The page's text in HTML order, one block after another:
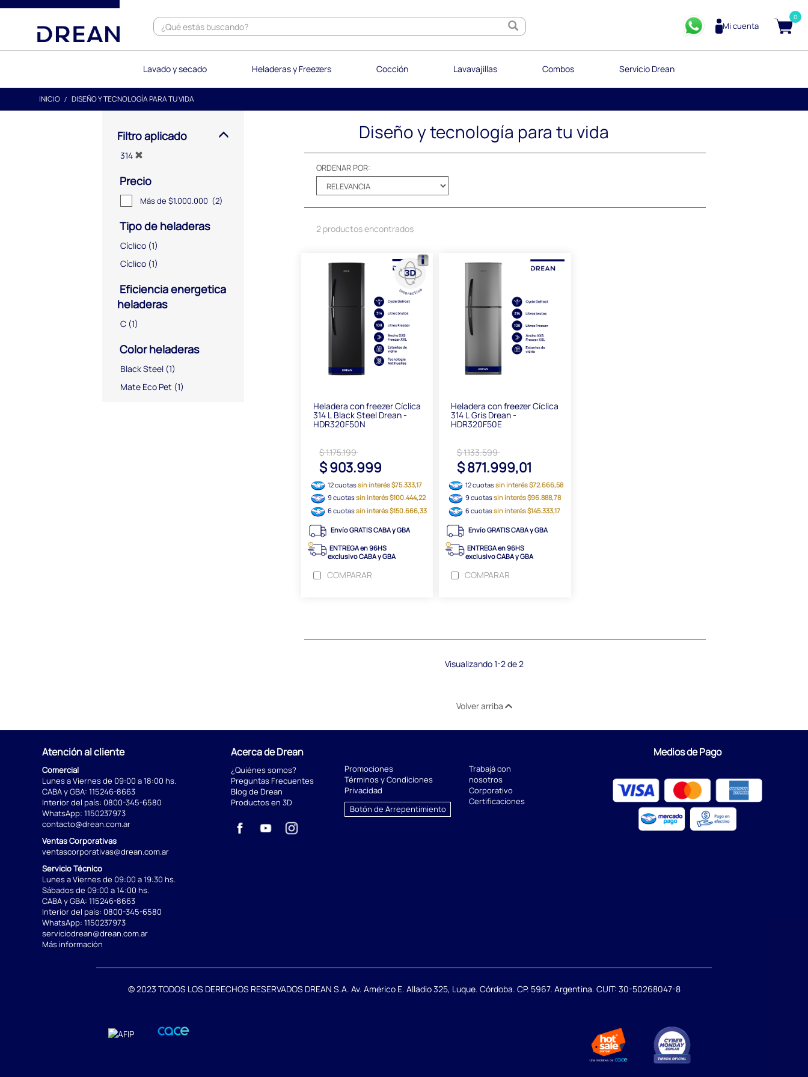
text.skipToContent
text.skipToNavigation
Mi cuenta
0
Lavado y secado Heladeras y Freezers Cocción Lavavajillas Combos Servicio Drean
INICIO DISEÑO Y TECNOLOGÍA PARA TU VIDA
Filtro aplicado
314
Precio
Más de $1.000.000 (2)
Tipo de heladeras
Cíclico (1)
Cíclico (1)
Eficiencia energetica
heladeras
C (1)
Color heladeras
Black Steel (1)
Mate Eco Pet (1)
Diseño y tecnología para tu vida
ORDENAR POR:
2 productos encontrados
Heladera con freezer Cíclica
314 L Black Steel Drean -
HDR320F50N
$ 1.175.199
$ 903.999
12 cuotassin interés $75.333,17
9 cuotassin interés $100.444,22
6 cuotassin interés $150.666,33
Envío GRATIS CABA y GBA
ENTREGA en 96HS
exclusivo CABA y GBA
COMPARAR
Heladera con freezer Cíclica
314 L Gris Drean -
HDR320F50E
$ 1.133.599
$ 871.999,01
12 cuotassin interés $72.666,58
9 cuotassin interés $96.888,78
6 cuotassin interés $145.333,17
Envío GRATIS CABA y GBA
ENTREGA en 96HS
exclusivo CABA y GBA
COMPARAR
Visualizando 1-2 de 2
Volver arriba
Atención al cliente
Comercial
Lunes a Viernes de 09:00 a 18:00 hs.
CABA y GBA: 115246-8663
Interior del país: 0800-345-6580
WhatsApp: 1150237973
contacto@drean.com.ar
Ventas Corporativas
ventascorporativas@drean.com.ar
Servicio Técnico
Lunes a Viernes de 09:00 a 19:30 hs.
Sábados de 09:00 a 14:00 hs.
CABA y GBA: 115246-8663
Interior del país: 0800-345-6580
WhatsApp: 1150237973
serviciodrean@drean.com.ar
Más información
Acerca de Drean
¿Quiénes somos?
Preguntas Frecuentes
Blog de Drean
Productos en 3D
Promociones
Términos y Condiciones
Privacidad
Botón de Arrepentimiento
Trabajá con
nosotros
Corporativo
Certificaciones
Medios de Pago
© 2023 TODOS LOS DERECHOS RESERVADOS DREAN S.A. Av. Américo E. Alladio 325, Luque. Córdoba. CP. 5967. Argentina. CUIT: 30-50268047-8